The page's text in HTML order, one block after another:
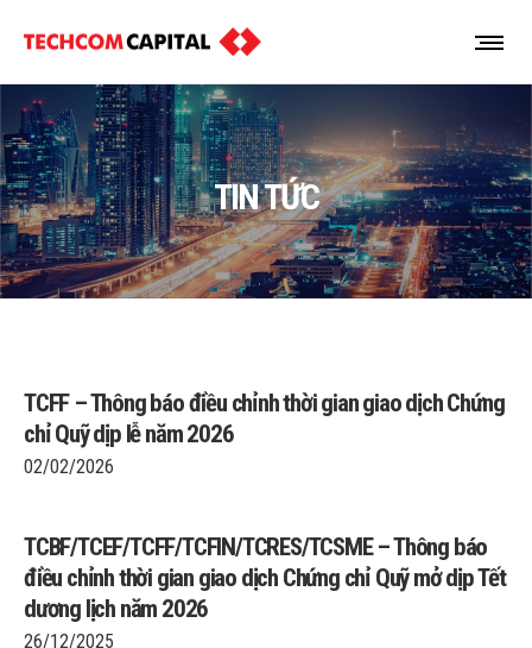
TIN TỨC
TCFF – Thông báo điều chỉnh thời gian giao dịch Chứng
chỉ Quỹ dịp lễ năm 2026
02/02/2026
TCBF/TCEF/TCFF/TCFIN/TCRES/TCSME – Thông báo
điều chỉnh thời gian giao dịch Chứng chỉ Quỹ mở dịp Tết
dương lịch năm 2026
26/12/2025